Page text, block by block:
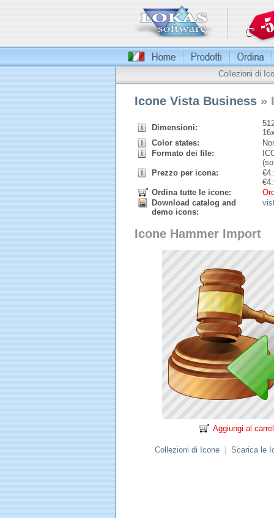
Collezioni di
Icone Vista Business »
Dimensioni:
Color states:
Formato dei file:
Prezzo per icona:
€
€
Ordina tutte le icone:
Download catalog and
demo icons:
Icone Hammer Import
Aggiungi al
Collezioni di Icone Scarica le